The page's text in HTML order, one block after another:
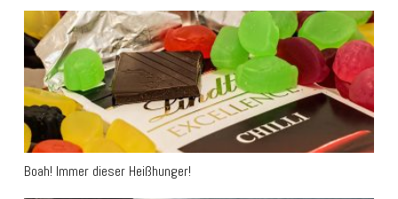
Boah! Immer dieser Heißhunger!
Boah! Immer dieser Heißhunger!